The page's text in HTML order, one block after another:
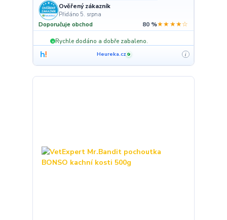
Ověřený zákazník
Přidáno 5. srpna
Doporučuje obchod 80 %★★★★☆
+ Rychle dodáno a dobře zabaleno.
Heureka.cz ✓ i